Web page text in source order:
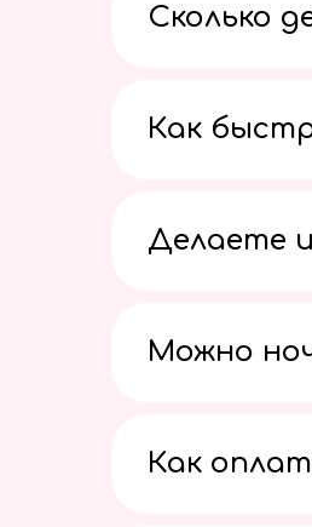
Сколько
Как
Делаете
Можно
Как